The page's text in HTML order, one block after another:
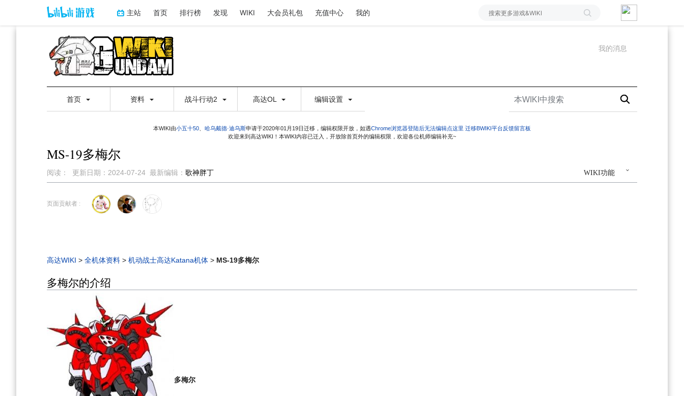
主站 首页 排行榜 发现 WIKI 大会员礼包 充值中心 我的
我的消息
首页 资料 战斗行动2 高达OL 编辑设置
本WIKI由小五十50 哈乌戴德·迪乌斯申请于2020年01月19日迁移，编辑权限开放，如遇Chrome浏览器登陆后无法编辑点这里 迁移BWIKI平台反馈留言板
欢迎来到高达WIKI！本WIKI内容已迁入，开放除首页外的编辑权限，欢迎各位机师编辑补充~
MS-19多梅尔
WIKI功能
阅读： 更新日期： 2024-07-24 最新编辑： 歌神胖丁
到
到
页面贡献者 :
高达WIKI > 全机体资料 > 机动战士高达Katana机体 > MS-19多梅尔
多梅尔的介绍
多梅尔